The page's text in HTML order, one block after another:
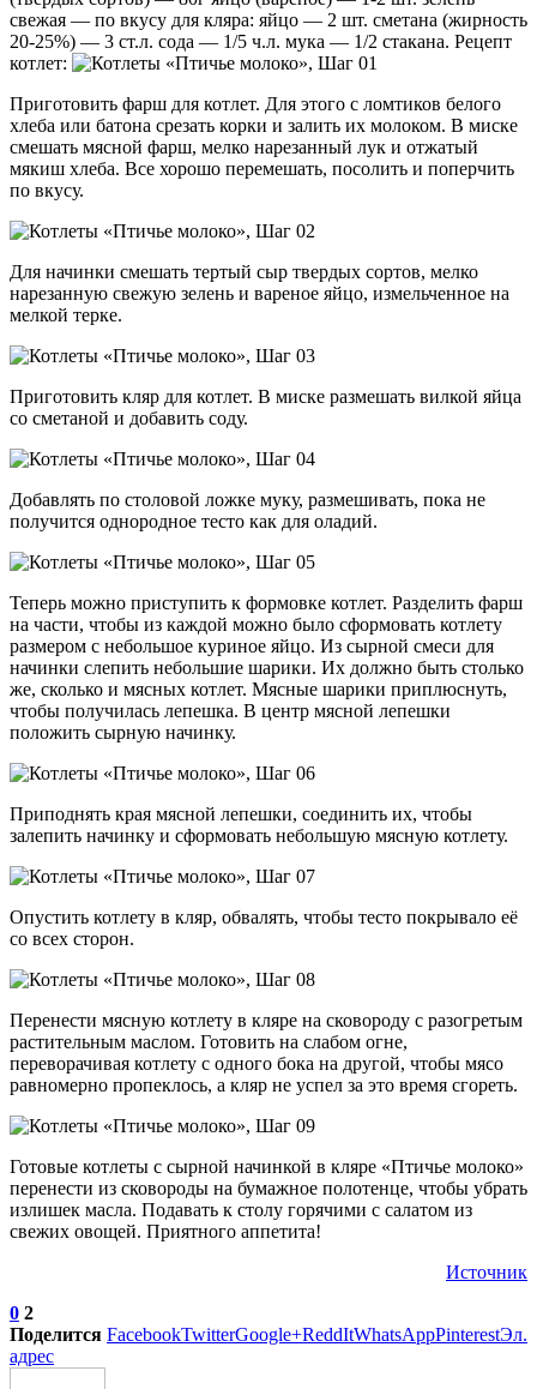
свежая — по вкусу для кляра: яйцо — 2 шт. сметана (жирность
20-25%) — 3 ст.л. сода — 1/5 ч.л. мука — 1/2 стакана. Рецепт
котлет:
Приготовить фарш для котлет. Для этого с ломтиков белого
хлеба или батона срезать корки и залить их молоком. В миске
смешать мясной фарш, мелко нарезанный лук и отжатый
мякиш хлеба. Все хорошо перемешать, посолить и поперчить
по вкусу.
Для начинки смешать тертый сыр твердых сортов, мелко
нарезанную свежую зелень и вареное яйцо, измельченное на
мелкой терке.
Приготовить кляр для котлет. В миске размешать вилкой яйца
со сметаной и добавить соду.
Добавлять по столовой ложке муку, размешивать, пока не
получится однородное тесто как для оладий.
Теперь можно приступить к формовке котлет. Разделить фарш
на части, чтобы из каждой можно было сформовать котлету
размером с небольшое куриное яйцо. Из сырной смеси для
начинки слепить небольшие шарики. Их должно быть столько
же, сколько и мясных котлет. Мясные шарики приплюснуть,
чтобы получилась лепешка. В центр мясной лепешки
положить сырную начинку.
Приподнять края мясной лепешки, соединить их, чтобы
залепить начинку и сформовать небольшую мясную котлету.
Опустить котлету в кляр, обвалять, чтобы тесто покрывало её
со всех сторон.
Перенести мясную котлету в кляре на сковороду с разогретым
растительным маслом. Готовить на слабом огне,
переворачивая котлету с одного бока на другой, чтобы мясо
равномерно пропеклось, а кляр не успел за это время сгореть.
Готовые котлеты с сырной начинкой в кляре «Птичье молоко»
перенести из сковороды на бумажное полотенце, чтобы убрать
излишек масла. Подавать к столу горячими с салатом из
свежих овощей. Приятного аппетита!
Источник
0 2
Поделится FacebookTwitterGoogle+ReddItWhatsAppPinterestЭл.
адрес